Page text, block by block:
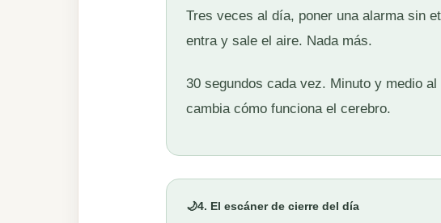
Tres veces al día, poner una alarma sin
entra y sale el aire. Nada más.
30 segundos cada vez. Minuto y medio
cambia cómo funciona el cerebro.
🌙4. El escáner de cierre del día